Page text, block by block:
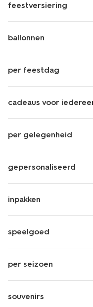
feestversiering
ballonnen
per feestdag
cadeaus voor
per gelegenheid
gepersonaliseerd
inpakken
speelgoed
per seizoen
souvenirs